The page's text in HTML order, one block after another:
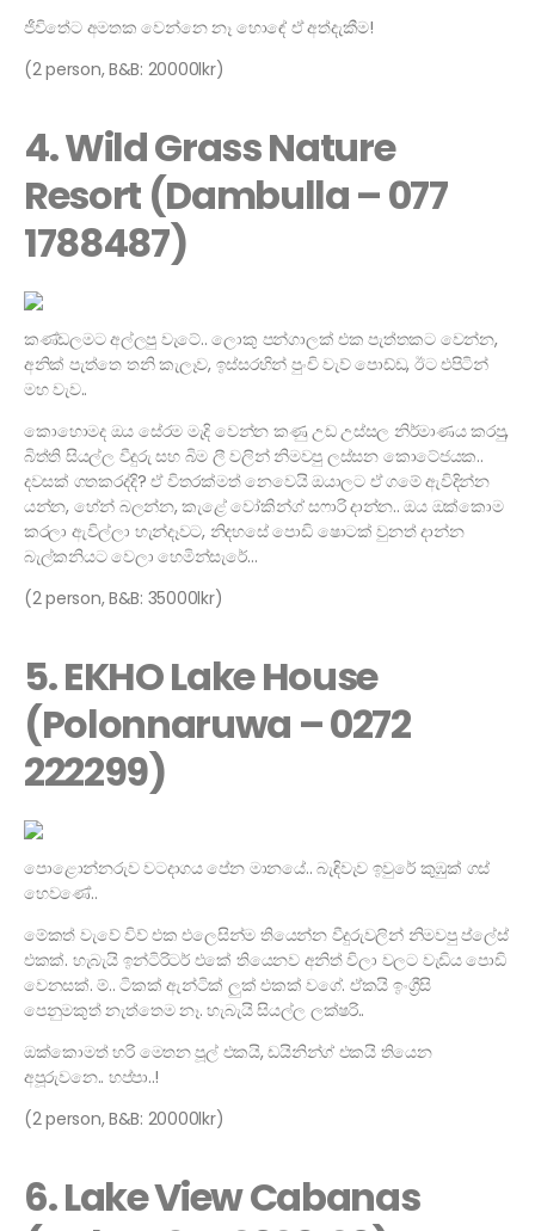
ජීවිතේට අමතක වෙන්නෙ නෑ හොඳේ ඒ අත්දැකීම!
(2 person, B&B: 20000lkr)
4. Wild Grass Nature
Resort (Dambulla – 077
1788487)
කණ්ඩලමට අල්ලපු වැටේ.. ලොකු පන්ගාලක් එක පැත්තකට වෙන්න,
අනික් පැත්තෙ තනි කැලෑව, ඉස්සරහින් පුංචි වැව් පොඩ්ඩ, ඊට එපිටින්
මහ වැව..
කොහොමද ඔය සේරම මැදි වෙන්න කණු උඩ උස්සල නිර්මාණය කරපු,
බිත්ති සියල්ල වීදුරු සහ බිම ලී වලින් නිමවපු ලස්සන කොටේජයක..
දවසක් ගතකරද්දි? ඒ විතරක්මත් නෙවෙයි ඔයාලට ඒ ගමේ ඇවිදින්න
යන්න, හේන් බලන්න, කැළේ වෝකින්ග් සෆාරි දාන්න.. ඔය ඔක්කොම
කරලා ඇවිල්ලා හැන්දෑවට, නිදහසේ පොඩි ෂොටක් වුනත් දාන්න
බැල්කනියට වෙලා හෙමින්සැරේ…
(2 person, B&B: 35000lkr)
5. EKHO Lake House
(Polonnaruwa – 0272
222299)
පොළොන්නරුව වටදාගය පේන මානයේ.. බැඳිවැව ඉවුරේ කුඹුක් ගස්
හෙවණේ..
මේකත් වැවේ විව් එක එලෙසින්ම තියෙන්න වීදුරුවලින් නිමවපු ප්ලේස්
එකක්. හැබැයි ඉන්ටිරිටර් එකේ තියෙනව අනිත් විලා වලට වැඩිය පොඩි
වෙනසක්. ම්.. ටිකක් ඇන්ටික් ලුක් එකක් වගේ. ඒකයි ඉංග්‍රීසි
පෙනුමකුත් නැත්තෙම නෑ. හැබැයි සියල්ල ලක්ෂරි..
ඔක්කොමත් හරි මෙතන පූල් එකයි, ඩයිනින්ග් එකයි තියෙන
අපූරුවනෙ.. හප්පා..!
(2 person, B&B: 20000lkr)
6. Lake View Cabanas